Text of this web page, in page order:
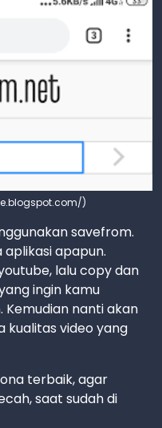
)
savefrom.
apapun.
lalu copy dan
ingin kamu
nanti akan
video yang
terbaik, agar
saat sudah di